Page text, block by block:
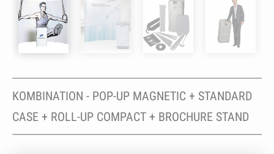
KOMBINATION - POP-UP MAGNETIC + STANDARD
CASE + ROLL-UP COMPACT + BROCHURE STAND